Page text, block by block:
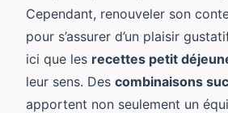
Cependant, renouveler son
pour s’assurer d’un plaisir
ici que les recettes petit
leur sens. Des combinaisons
apportent non seulement un